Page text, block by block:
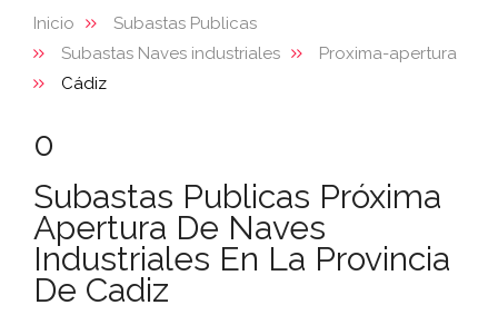
Inicio
Subastas Publicas
Subastas Naves industriales
Proxima-apertura
Cádiz
0
Subastas Publicas Próxima
Apertura De Naves
Industriales En La Provincia
De Cadiz